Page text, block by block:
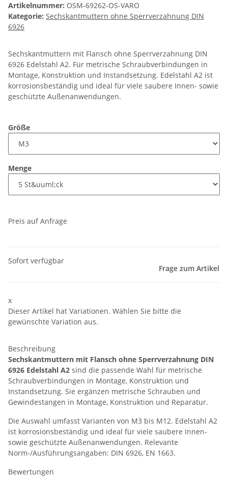
Artikelnummer: OSM-69262-OS-VARO
Kategorie: Sechskantmuttern ohne Sperrverzahnung DIN
6926
Sechskantmuttern mit Flansch ohne Sperrverzahnung DIN
6926 Edelstahl A2. Für metrische Schraubverbindungen in
Montage, Konstruktion und Instandsetzung. Edelstahl A2 ist
korrosionsbeständig und ideal für viele saubere Innen- sowie
geschützte Außenanwendungen.
Größe
Menge
Preis auf Anfrage
Sofort verfügbar
Frage zum Artikel
x
Dieser Artikel hat Variationen. Wählen Sie bitte die
gewünschte Variation aus.
Beschreibung
Sechskantmuttern mit Flansch ohne Sperrverzahnung DIN
6926 Edelstahl A2 sind die passende Wahl für metrische
Schraubverbindungen in Montage, Konstruktion und
Instandsetzung. Sie ergänzen metrische Schrauben und
Gewindestangen in Montage, Konstruktion und Reparatur.
Die Auswahl umfasst Varianten von M3 bis M12. Edelstahl A2
ist korrosionsbeständig und ideal für viele saubere Innen-
sowie geschützte Außenanwendungen. Relevante
Norm-/Ausführungsangaben: DIN 6926, EN 1663.
Bewertungen